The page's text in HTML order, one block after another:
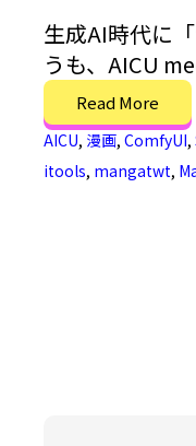
生成AI時代に
うも、AICU
Read More
AICU, 漫画, ComfyUI,
itools, mangatwt,